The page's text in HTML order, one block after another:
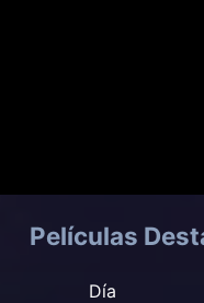
Películas
Día